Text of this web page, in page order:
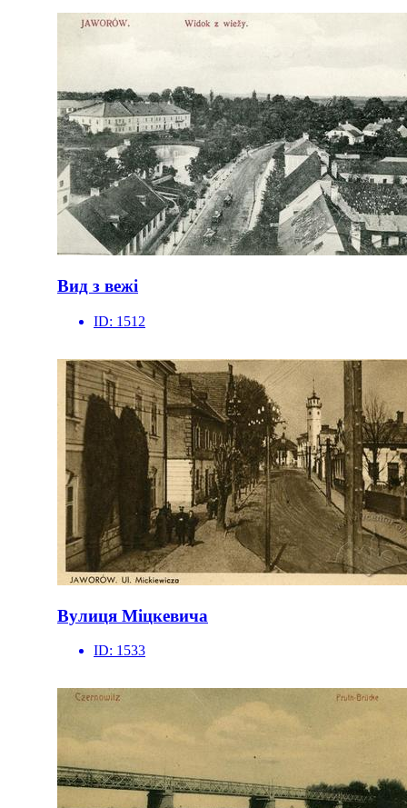
Вид з вежі
ID: 1512
Вулиця Міцкевича
ID: 1533